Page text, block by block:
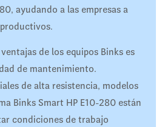
ayudando a las empresas a
de los equipos Binks es
de mantenimiento.
de alta resistencia, modelos
Binks Smart HP E10-280 están
condiciones de trabajo